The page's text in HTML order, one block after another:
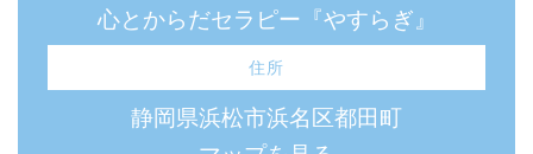
心とからだセラピー『やすらぎ』
住所
静岡県浜松市浜名区都田町